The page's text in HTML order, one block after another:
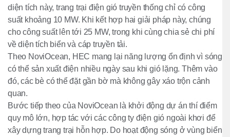
diện tích này, trang trại điện gió truyền thống chỉ có công
suất khoảng 10 MW. Khi kết hợp hai giải pháp này, chúng
cho công suất lên tới 25 MW, trong khi cùng chia sẻ chi phí
về diện tích biển và cáp truyền tải.
Theo NoviOcean, HEC mang lại năng lượng ổn định vì sóng
có thể sản xuất điện nhiều ngày sau khi gió lặng. Thêm vào
đó, các bè có thể đặt gần bờ mà không gây xáo trộn cảnh
quan.
Bước tiếp theo của NoviOcean là khởi động dự án thí điểm
quy mô lớn, hợp tác với các công ty điện gió ngoài khơi để
xây dựng trang trại hỗn hợp. Do hoạt động sóng ở vùng biển